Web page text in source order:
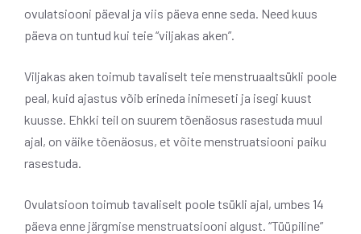
ovulatsiooni päeval ja viis päeva enne seda. Need kuus
päeva on tuntud kui teie “viljakas aken”.
Viljakas aken toimub tavaliselt teie menstruaaltsükli poole
peal, kuid ajastus võib erineda inimeseti ja isegi kuust
kuusse. Ehkki teil on suurem tõenäosus rasestuda muul
ajal, on väike tõenäosus, et võite menstruatsiooni paiku
rasestuda.
Ovulatsioon toimub tavaliselt poole tsükli ajal, umbes 14
päeva enne järgmise menstruatsiooni algust. “Tüüpiline”